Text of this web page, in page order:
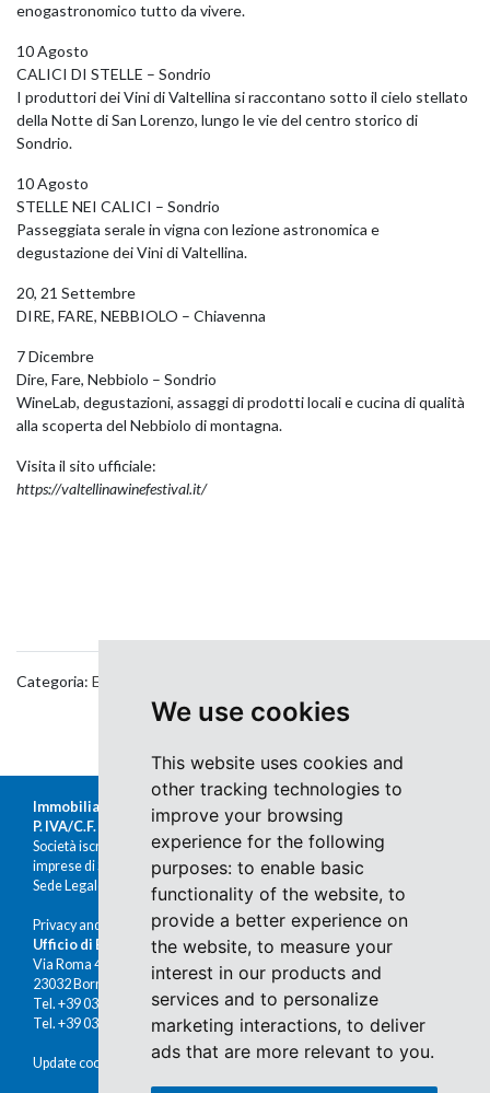
We use cookies
This website uses cookies and
other tracking technologies to
improve your browsing
experience for the following
purposes: to enable basic
functionality of the website, to
provide a better experience on
the website, to measure your
interest in our products and
services and to personalize
marketing interactions, to deliver
ads that are more relevant to you.
enogastronomico tutto da vivere.
10 Agosto
CALICI DI STELLE – Sondrio
I produttori dei Vini di Valtellina si raccontano sotto il cielo stellato
della Notte di San Lorenzo, lungo le vie del centro storico di
Sondrio.
10 Agosto
STELLE NEI CALICI – Sondrio
Passeggiata serale in vigna con lezione astronomica e
degustazione dei Vini di Valtellina.
20, 21 Settembre
DIRE, FARE, NEBBIOLO – Chiavenna
7 Dicembre
Dire, Fare, Nebbiolo – Sondrio
WineLab, degustazioni, assaggi di prodotti locali e cucina di qualità
alla scoperta del Nebbiolo di montagna.
Visita il sito ufficiale:
https://valtellinawinefestival.it/
Categoria: Eventi
Immobiliare Moretti s.r.l.
P. IVA/C.F. 00676380140
Società iscritta al Registro delle
imprese di Sondrio al n.47430
Sede Legale: Via Nazario Sauro 1, Sondrio
Privacy and cookies
Ufficio di Bormio
Via Roma 48
23032 Bormio (SO)
Tel. +39 0342 910491
Tel. +39 0342 902672
Update cookies preferences